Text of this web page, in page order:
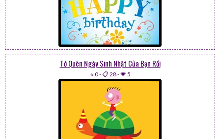
Tớ Quên Ngày Sinh Nhật Của Bạn Rồi
⭐ 0-📋 28-💗 5